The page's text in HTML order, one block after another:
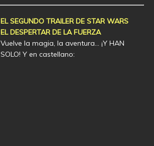
EL SEGUNDO TRAILER DE STAR WARS
EL DESPERTAR DE LA FUERZA
Vuelve la magia, la aventura... ¡Y HAN
SOLO! Y en castellano: